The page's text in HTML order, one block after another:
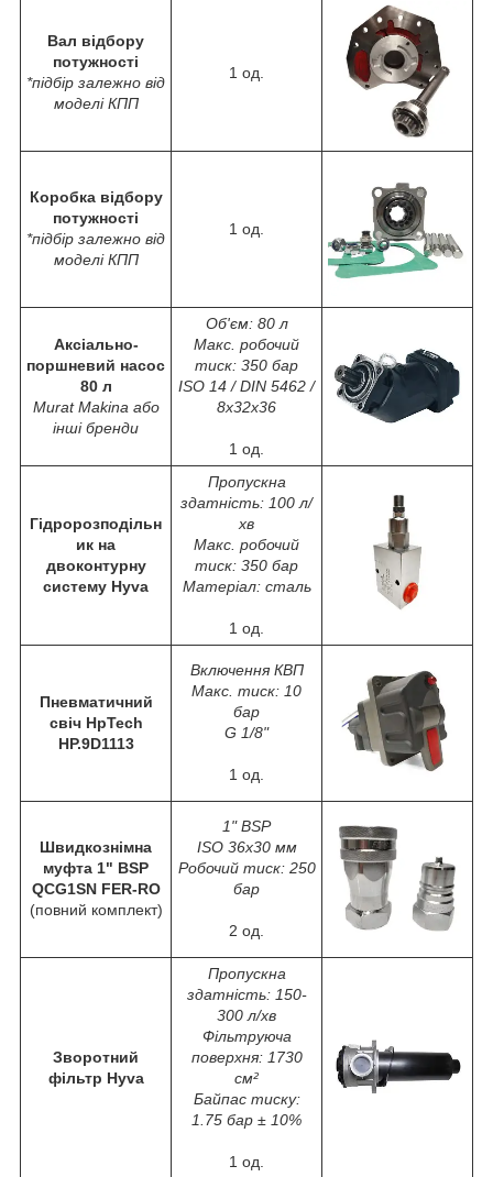
Вал відбору
потужності
*підбір залежно від
моделі КПП
1 од.
Коробка відбору
потужності
*підбір залежно від
моделі КПП
1 од.
Аксіально-
поршневий насос
80 л
Murat Makina або
інші бренди
Об'єм: 80 л
Макс. робочий
тиск: 350 бар
ISO 14 / DIN 5462 /
8x32x36
1 од.
Гідророзподільн
ик на
двоконтурну
систему Hyva
Пропускна
здатність: 100 л/
хв
Макс. робочий
тиск: 350 бар
Матеріал: сталь
1 од.
Пневматичний
свіч HpTech
HP.9D1113
Включення КВП
Макс. тиск: 10
бар
G 1/8"
1 од.
Швидкознімна
муфта 1" BSP
QCG1SN FER-RO
(повний комплект)
1" BSP
ISO 36x30 мм
Робочий тиск: 250
бар
2 од.
Зворотний
фільтр Hyva
Пропускна
здатність: 150-
300 л/хв
Фільтруюча
поверхня: 1730
см²
Байпас тиску:
1.75 бар ± 10%
1 од.